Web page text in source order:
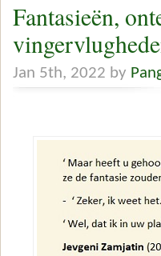
Fantasieën,
Jan 5th, 2022 by